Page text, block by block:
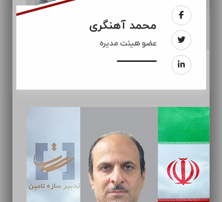
محمد آهنگری
عضو هیئت مدیره